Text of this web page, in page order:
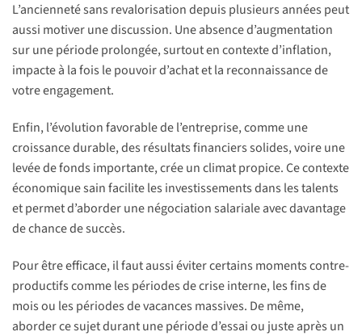
L’ancienneté sans revalorisation depuis plusieurs années peut
aussi motiver une discussion. Une absence d’augmentation
sur une période prolongée, surtout en contexte d’inflation,
impacte à la fois le pouvoir d’achat et la reconnaissance de
votre engagement.
Enfin, l’évolution favorable de l’entreprise, comme une
croissance durable, des résultats financiers solides, voire une
levée de fonds importante, crée un climat propice. Ce contexte
économique sain facilite les investissements dans les talents
et permet d’aborder une négociation salariale avec davantage
de chance de succès.
Pour être efficace, il faut aussi éviter certains moments contre-
productifs comme les périodes de crise interne, les fins de
mois ou les périodes de vacances massives. De même,
aborder ce sujet durant une période d’essai ou juste après un